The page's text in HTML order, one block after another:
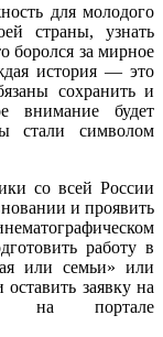
для молодого
страны, узнать
боролся за мирное
история — это
сохранить и
внимание будет
стали символом
со всей России
и проявить
работу в
или семьи» или
заявку на
на портале